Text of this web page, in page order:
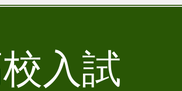
入試